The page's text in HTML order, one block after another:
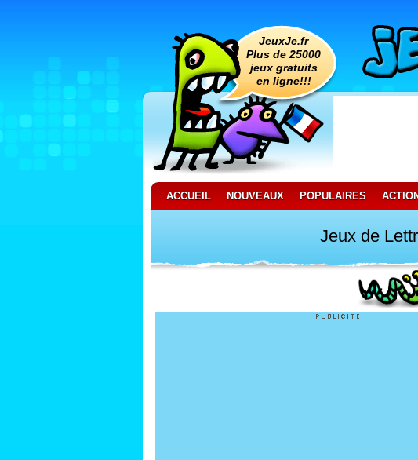
JeuxJe.fr
Plus de 25000
jeux gratuits
en ligne!!!
ACCUEIL NOUVEAUX POPULAIRES
Jeux de